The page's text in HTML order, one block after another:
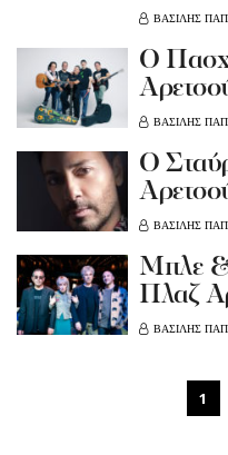
ΒΑΣΙΛΗΣ
Ο
ΒΑΣΙΛΗΣ
O
ΒΑΣΙΛΗΣ
Μπλε &
Πλαζ
ΒΑΣΙΛΗΣ
1